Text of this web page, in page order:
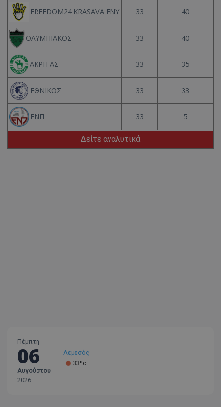
Πέμπτη
06
Αυγούστου
2026
Λεμεσός
33ºc
FREEDOM24 KRASAVA ΕΝΥ 33 40
ΟΛΥΜΠΙΑΚΟΣ 33 40
ΑΚΡΙΤΑΣ 33 35
ΕΘΝΙΚΟΣ 33 33
ΕΝΠ 33 5
Δείτε αναλυτικά